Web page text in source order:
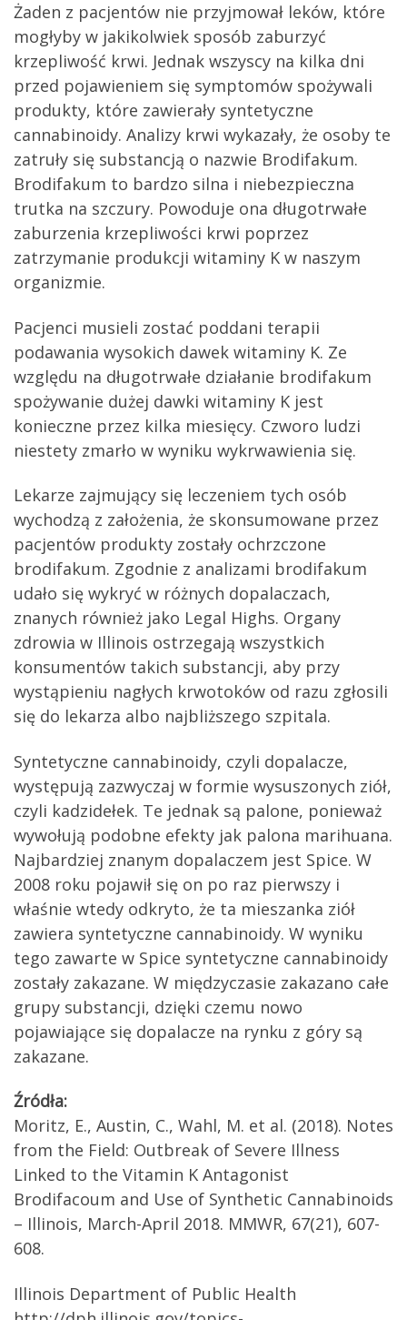
Żaden z pacjentów nie przyjmował leków, które
mogłyby w jakikolwiek sposób zaburzyć
krzepliwość krwi. Jednak wszyscy na kilka dni
przed pojawieniem się symptomów spożywali
produkty, które zawierały syntetyczne
cannabinoidy. Analizy krwi wykazały, że osoby te
zatruły się substancją o nazwie Brodifakum.
Brodifakum to bardzo silna i niebezpieczna
trutka na szczury. Powoduje ona długotrwałe
zaburzenia krzepliwości krwi poprzez
zatrzymanie produkcji witaminy K w naszym
organizmie.
Pacjenci musieli zostać poddani terapii
podawania wysokich dawek witaminy K. Ze
względu na długotrwałe działanie brodifakum
spożywanie dużej dawki witaminy K jest
konieczne przez kilka miesięcy. Czworo ludzi
niestety zmarło w wyniku wykrwawienia się.
Lekarze zajmujący się leczeniem tych osób
wychodzą z założenia, że skonsumowane przez
pacjentów produkty zostały ochrzczone
brodifakum. Zgodnie z analizami brodifakum
udało się wykryć w różnych dopalaczach,
znanych również jako Legal Highs. Organy
zdrowia w Illinois ostrzegają wszystkich
konsumentów takich substancji, aby przy
wystąpieniu nagłych krwotoków od razu zgłosili
się do lekarza albo najbliższego szpitala.
Syntetyczne cannabinoidy, czyli dopalacze,
występują zazwyczaj w formie wysuszonych ziół,
czyli kadzidełek. Te jednak są palone, ponieważ
wywołują podobne efekty jak palona marihuana.
Najbardziej znanym dopalaczem jest Spice. W
2008 roku pojawił się on po raz pierwszy i
właśnie wtedy odkryto, że ta mieszanka ziół
zawiera syntetyczne cannabinoidy. W wyniku
tego zawarte w Spice syntetyczne cannabinoidy
zostały zakazane. W międzyczasie zakazano całe
grupy substancji, dzięki czemu nowo
pojawiające się dopalacze na rynku z góry są
zakazane.
Źródła:
Moritz, E., Austin, C., Wahl, M. et al. (2018). Notes
from the Field: Outbreak of Severe Illness
Linked to the Vitamin K Antagonist
Brodifacoum and Use of Synthetic Cannabinoids
– Illinois, March-April 2018. MMWR, 67(21), 607-
608.
Illinois Department of Public Health